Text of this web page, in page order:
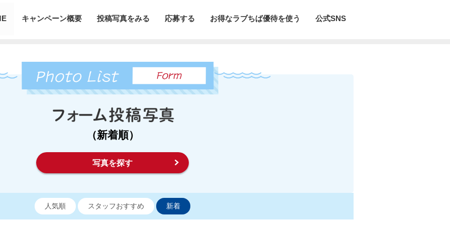
キャンペーン概要 投稿写真をみる 応募する お得なラブちば優待を使う 公式SNS
（新着順）
写真を探す
人気順 スタッフおすすめ 新着